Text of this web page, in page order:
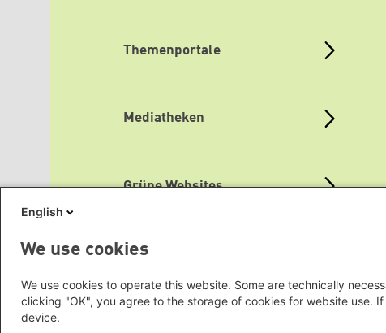
Themenportale
Mediatheken
Grüne Websites
Social Links
English
We use cookies
We use cookies to operate this website. Some are technically
clicking "OK", you agree to the storage of cookies for website use.
device.